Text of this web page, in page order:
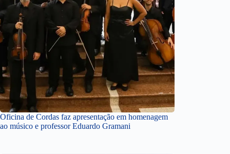
Oficina de Cordas faz apresentação em homenagem
ao músico e professor Eduardo Gramani